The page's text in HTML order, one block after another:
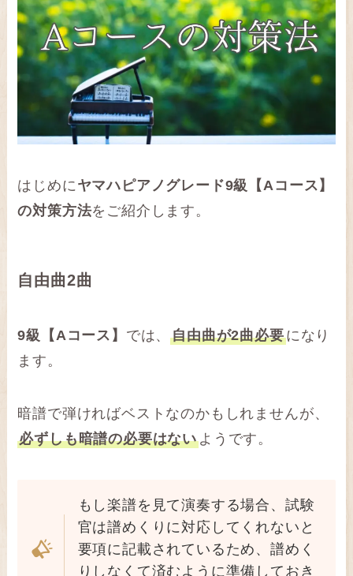
はじめにヤマハピアノグレード9級【Aコース】
の対策方法をご紹介します。
自由曲2曲
9級【Aコース】 では、自由曲が2曲必要になり
ます。
暗譜で弾ければベストなのかもしれませんが、
必ずしも暗譜の必要はないようです。
もし楽譜を見て演奏する場合、試験
官は譜めくりに対応してくれないと
要項に記載されているため、譜めく
りしなくて済むように準備しておき